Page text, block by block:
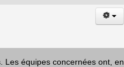
Les équipes concernées ont, en